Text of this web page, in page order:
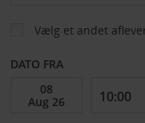
Vælg et andet
DATO FRA